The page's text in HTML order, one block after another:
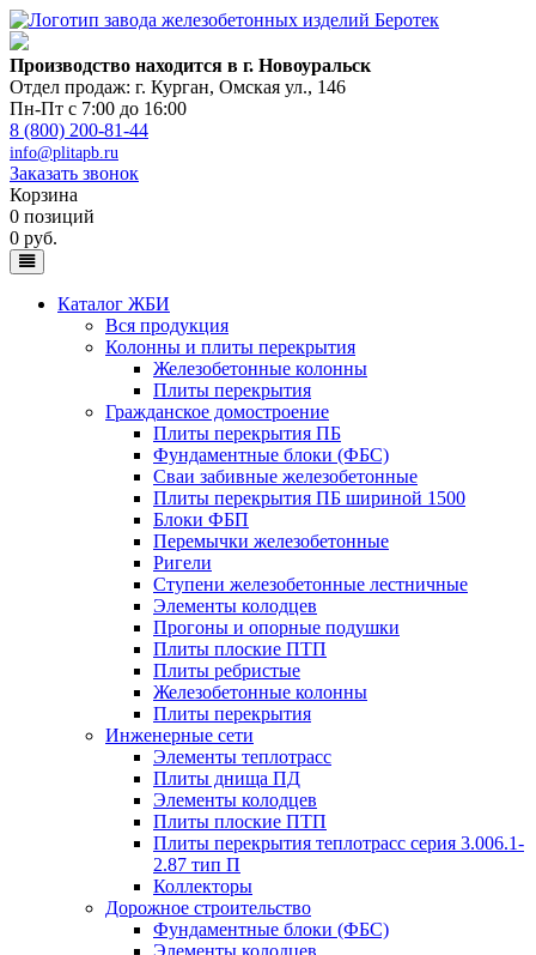
Производство находится в г. Новоуральск
Отдел продаж: г. Курган, Омская ул., 146
Пн-Пт с 7:00 до 16:00
8 (800) 200-81-44
info@plitapb.ru
Заказать звонок
Корзина
0 позиций
0 руб.
Каталог ЖБИ
Вся продукция
Колонны и плиты перекрытия
Железобетонные колонны
Плиты перекрытия
Гражданское домостроение
Плиты перекрытия ПБ
Фундаментные блоки (ФБС)
Сваи забивные железобетонные
Плиты перекрытия ПБ шириной 1500
Блоки ФБП
Перемычки железобетонные
Ригели
Ступени железобетонные лестничные
Элементы колодцев
Прогоны и опорные подушки
Плиты плоские ПТП
Плиты ребристые
Железобетонные колонны
Плиты перекрытия
Инженерные сети
Элементы теплотрасс
Плиты днища ПД
Элементы колодцев
Плиты плоские ПТП
Плиты перекрытия теплотрасс серия 3.006.1-
2.87 тип П
Коллекторы
Дорожное строительство
Фундаментные блоки (ФБС)
Элементы колодцев